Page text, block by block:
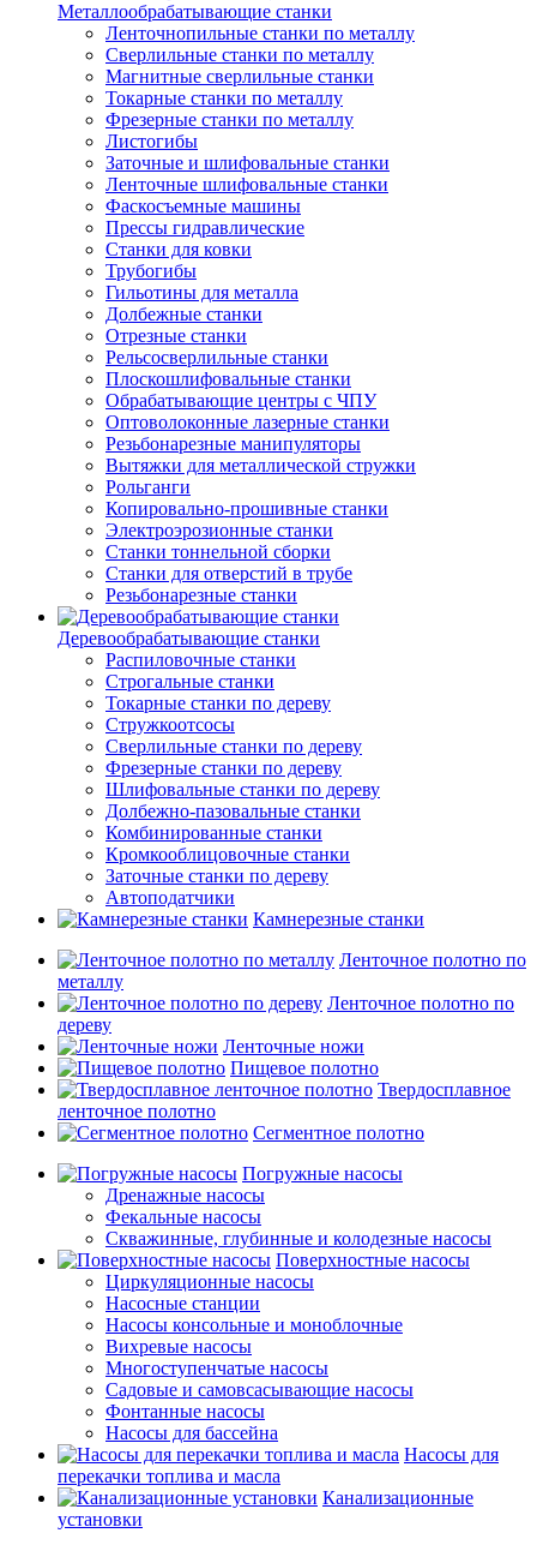
Металлообрабатывающие станки
Ленточнопильные станки по металлу
Сверлильные станки по металлу
Магнитные сверлильные станки
Токарные станки по металлу
Фрезерные станки по металлу
Листогибы
Заточные и шлифовальные станки
Ленточные шлифовальные станки
Фаскосъемные машины
Прессы гидравлические
Станки для ковки
Трубогибы
Гильотины для металла
Долбежные станки
Отрезные станки
Рельсосверлильные станки
Плоскошлифовальные станки
Обрабатывающие центры с ЧПУ
Оптоволоконные лазерные станки
Резьбонарезные манипуляторы
Вытяжки для металлической стружки
Рольганги
Копировально-прошивные станки
Электроэрозионные станки
Станки тоннельной сборки
Станки для отверстий в трубе
Резьбонарезные станки
Деревообрабатывающие станки
Распиловочные станки
Строгальные станки
Токарные станки по дереву
Стружкоотсосы
Сверлильные станки по дереву
Фрезерные станки по дереву
Шлифовальные станки по дереву
Долбежно-пазовальные станки
Комбинированные станки
Кромкооблицовочные станки
Заточные станки по дереву
Автоподатчики
Камнерезные станки
Ленточное полотно по
металлу
Ленточное полотно по
дереву
Ленточные ножи
Пищевое полотно
Твердосплавное
ленточное полотно
Сегментное полотно
Погружные насосы
Дренажные насосы
Фекальные насосы
Скважинные, глубинные и колодезные насосы
Поверхностные насосы
Циркуляционные насосы
Насосные станции
Насосы консольные и моноблочные
Вихревые насосы
Многоступенчатые насосы
Садовые и самовсасывающие насосы
Фонтанные насосы
Насосы для бассейна
Насосы для
перекачки топлива и масла
Канализационные
установки